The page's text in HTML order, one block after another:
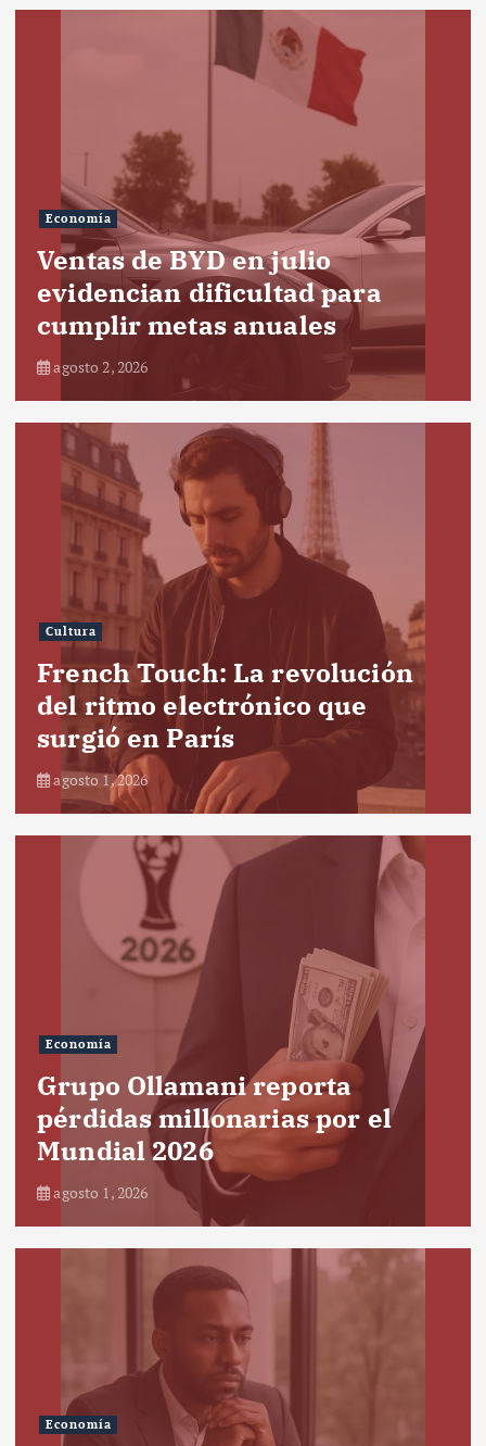
Economía
Ventas de BYD en julio
evidencian dificultad para
cumplir metas anuales
agosto 2, 2026
Cultura
French Touch: La revolución
del ritmo electrónico que
surgió en París
agosto 1, 2026
Economía
Grupo Ollamani reporta
pérdidas millonarias por el
Mundial 2026
agosto 1, 2026
Economía